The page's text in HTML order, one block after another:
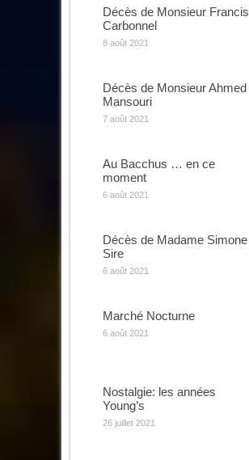
Décès de Monsieur Francis
Carbonnel
8 août 2021
Décès de Monsieur Ahmed
Mansouri
7 août 2021
Au Bacchus … en ce
moment
6 août 2021
Décès de Madame Simone
Sire
6 août 2021
Marché Nocturne
6 août 2021
Nostalgie: les années
Young’s
26 juillet 2021